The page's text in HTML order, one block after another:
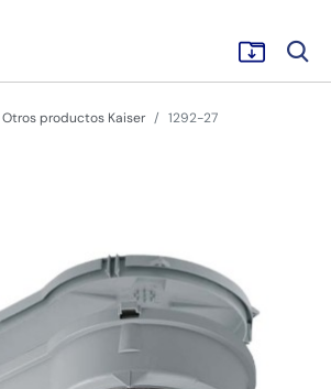
Otros productos Kaiser 1292-27